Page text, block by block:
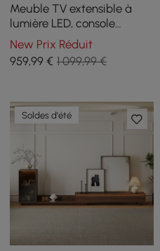
Meuble TV extensible à
lumière LED, console
multimédia de sol kaki
avec porte vitrée et tiroirs
New Prix Réduit
959,99 € 1 099,99 €
Soldes d'été